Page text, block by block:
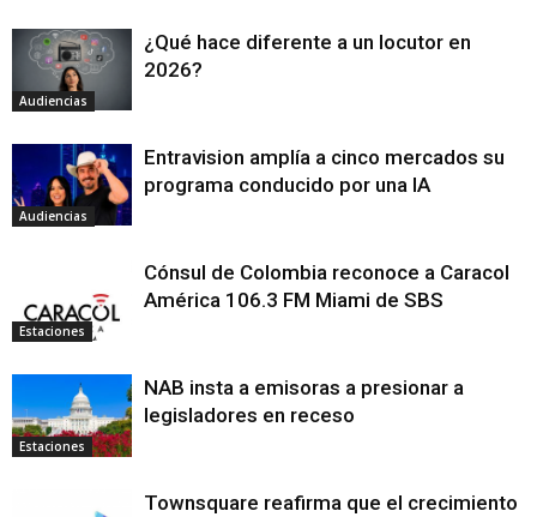
Audiencias
¿Qué hace diferente a un locutor en
2026?
Audiencias
Entravision amplía a cinco mercados su
programa conducido por una IA
Estaciones
Cónsul de Colombia reconoce a Caracol
América 106.3 FM Miami de SBS
Estaciones
NAB insta a emisoras a presionar a
legisladores en receso
Townsquare reafirma que el crecimiento